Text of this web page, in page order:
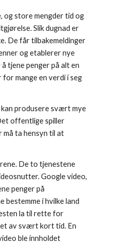
og store mengder tid og
Slik dugnad er
De får tilbakemeldinger
og etablerer nye
tjene penger på alt en
mange en verdi i seg
produsere svært mye
offentlige spiller
må ta hensyn til at
De to tjenestene
Google video,
penger på
bestemme i hvilke land
la til rette for
av svært kort tid. En
ble innholdet